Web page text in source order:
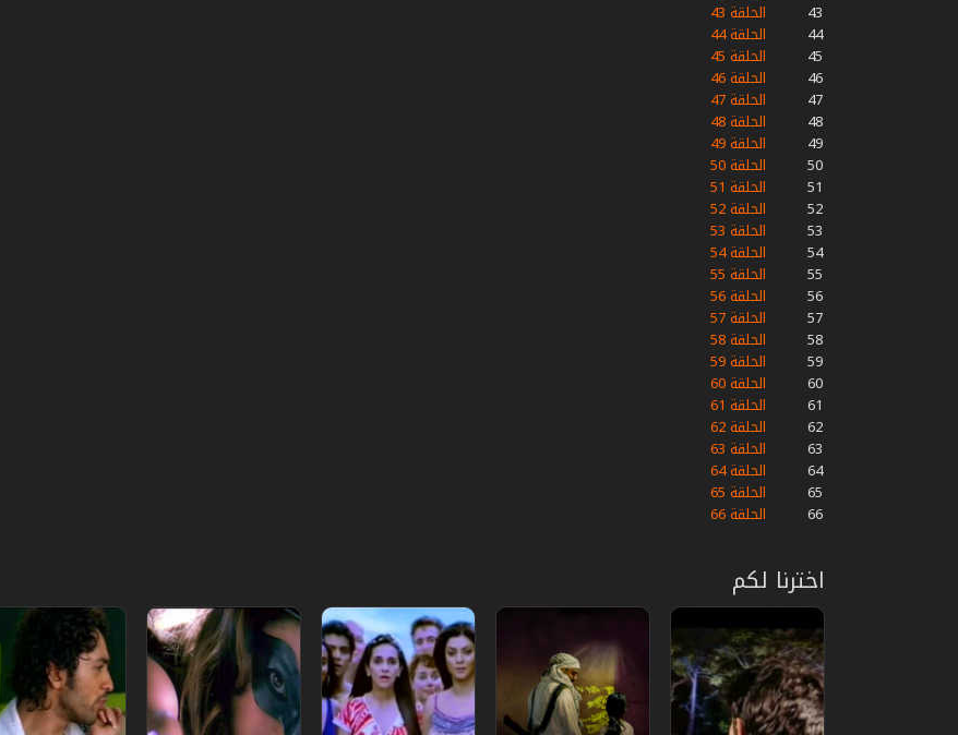
43
الحلقة 43
44
الحلقة 44
45
الحلقة 45
46
الحلقة 46
47
الحلقة 47
48
الحلقة 48
49
الحلقة 49
50
الحلقة 50
51
الحلقة 51
52
الحلقة 52
53
الحلقة 53
54
الحلقة 54
55
الحلقة 55
56
الحلقة 56
57
الحلقة 57
58
الحلقة 58
59
الحلقة 59
60
الحلقة 60
61
الحلقة 61
62
الحلقة 62
63
الحلقة 63
64
الحلقة 64
65
الحلقة 65
66
الحلقة 66
اخترنا لكم